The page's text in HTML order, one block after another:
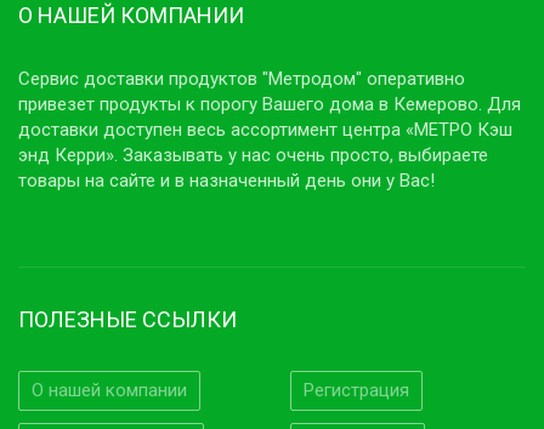
О НАШЕЙ КОМПАНИИ
Сервис доставки продуктов "Метродом" оперативно
привезет продукты к порогу Вашего дома в Кемерово. Для
доставки доступен весь ассортимент центра «МЕТРО Кэш
энд Керри». Заказывать у нас очень просто, выбираете
товары на сайте и в назначенный день они у Вас!
ПОЛЕЗНЫЕ ССЫЛКИ
О нашей компании Регистрация